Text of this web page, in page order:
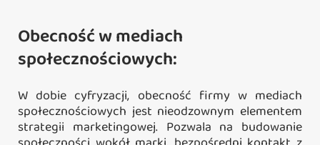
Obecność w mediach
społecznościowych:
W dobie cyfryzacji, obecność firmy w mediach
społecznościowych jest nieodzownym elementem
strategii marketingowej. Pozwala na budowanie